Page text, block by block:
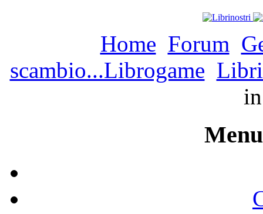
Home Forum
scambio...Librogame Libri